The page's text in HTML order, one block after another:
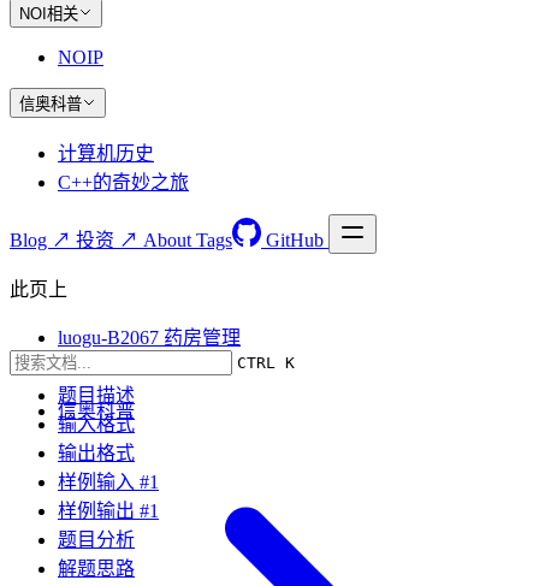
NOI相关
NOIP
信奥科普
计算机历史
C++的奇妙之旅
Blog ↗ 投资 ↗ About Tags GitHub
CTRL K
信奥科普
此页上
luogu-B2067 药房管理
题目要求
题目描述
输入格式
输出格式
样例输入 #1
样例输出 #1
题目分析
解题思路